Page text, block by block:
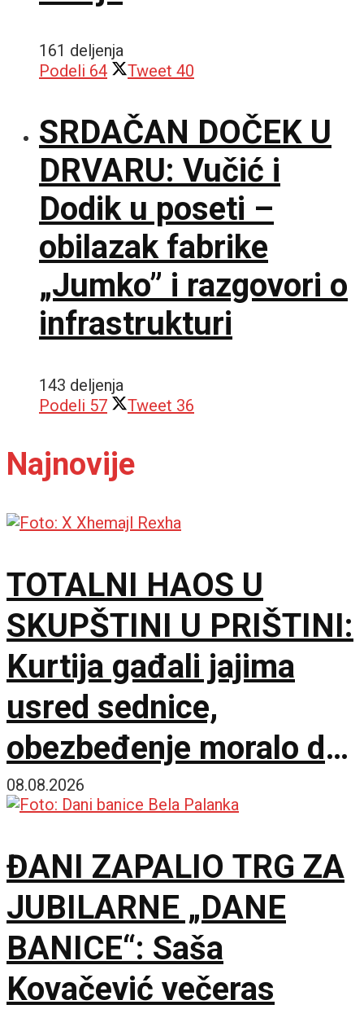
161 deljenja
Podeli 64 Tweet 40
SRDAČAN DOČEK U
DRVARU: Vučić i
Dodik u poseti –
obilazak fabrike
„Jumko” i razgovori o
infrastrukturi
143 deljenja
Podeli 57 Tweet 36
Najnovije
TOTALNI HAOS U
SKUPŠTINI U PRIŠTINI:
Kurtija gađali jajima
usred sednice,
obezbeđenje moralo da
interveniše
08.08.2026
ĐANI ZAPALIO TRG ZA
JUBILARNE „DANE
BANICE“: Saša
Kovačević večeras